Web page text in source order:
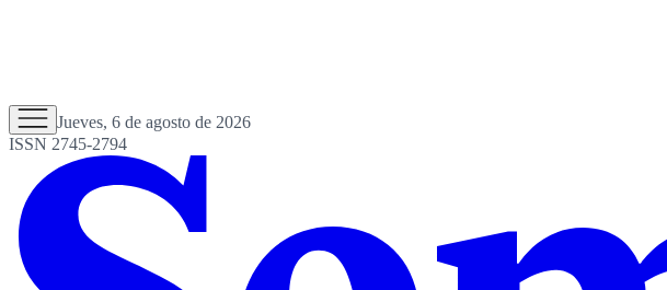
Jueves, 6 de agosto de 2026
ISSN 2745-2794